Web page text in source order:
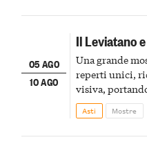
05 AGO
10 AGO
Il Leviatano
Una grande
reperti unici,
visiva,
della scena le
Asti Mostre